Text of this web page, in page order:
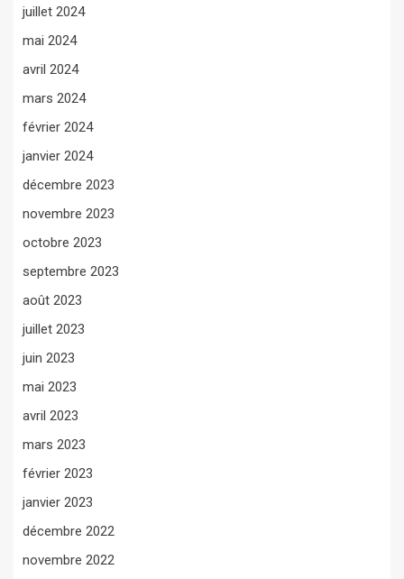
juillet 2024
mai 2024
avril 2024
mars 2024
février 2024
janvier 2024
décembre 2023
novembre 2023
octobre 2023
septembre 2023
août 2023
juillet 2023
juin 2023
mai 2023
avril 2023
mars 2023
février 2023
janvier 2023
décembre 2022
novembre 2022